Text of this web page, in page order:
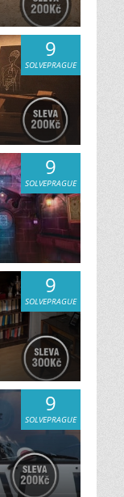
9
SOLVEPRAGUE
9
SOLVEPRAGUE
9
SOLVEPRAGUE
9
SOLVEPRAGUE